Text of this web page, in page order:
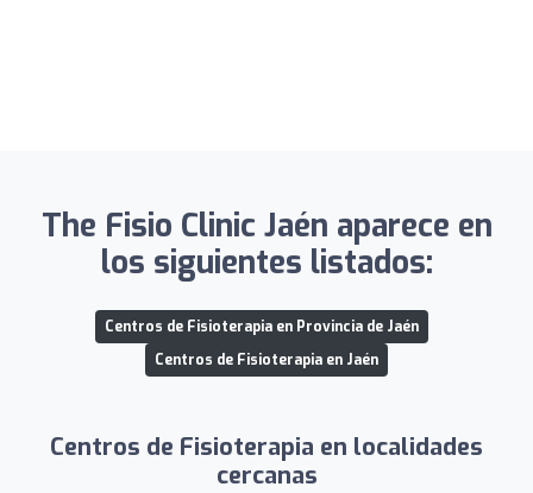
The Fisio Clinic Jaén aparece en
los siguientes listados:
Centros de Fisioterapia en Provincia de Jaén
Centros de Fisioterapia en Jaén
Centros de Fisioterapia en localidades
cercanas